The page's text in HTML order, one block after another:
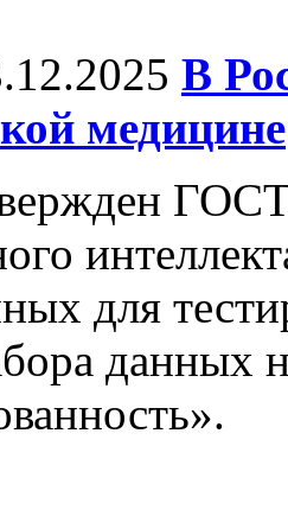
В
медицине
для
данных